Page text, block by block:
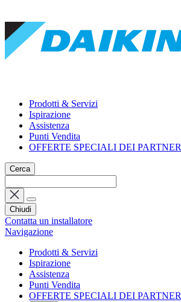
Prodotti & Servizi
Ispirazione
Assistenza
Punti Vendita
OFFERTE SPECIALI DEI PARTNER
Cerca
Chiudi
Contatta un installatore
Navigazione
Prodotti & Servizi
Ispirazione
Assistenza
Punti Vendita
OFFERTE SPECIALI DEI PARTNER